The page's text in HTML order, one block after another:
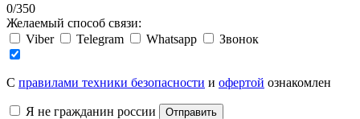
0/350
Желаемый способ связи:
Viber
Telegram Whatsapp Звонок
C правилами техники безопасности и офертой ознакомлен
Я не гражданин россии Отправить